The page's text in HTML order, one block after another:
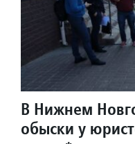
В Нижнем
обыски у